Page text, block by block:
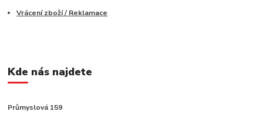
Vrácení zboží / Reklamace
Kde nás najdete
Průmyslová 159